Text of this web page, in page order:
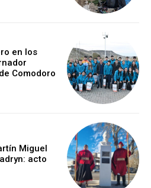
en los
Comodoro
Miguel
acto